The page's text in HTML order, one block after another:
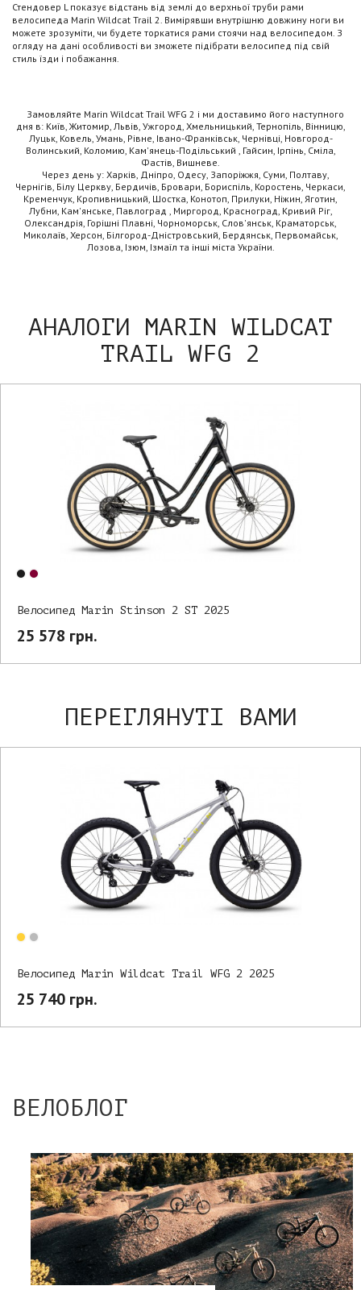
Стендовер L показує відстань від землі до верхньої труби рами
велосипеда Marin Wildcat Trail 2. Вимірявши внутрішню довжину ноги ви
можете зрозуміти, чи будете торкатися рами стоячи над велосипедом. З
огляду на дані особливості ви зможете підібрати велосипед під свій
стиль їзди і побажання.
Замовляйте Marin Wildcat Trail WFG 2 і ми доставимо його наступного
дня в: Київ, Житомир, Львів, Ужгород, Хмельницький, Тернопіль, Вінницю,
Луцьк, Ковель, Умань, Рівне, Івано-Франківськ, Чернівці, Новгород-
Волинський, Коломию, Кам'янець-Подільський , Гайсин, Ірпінь, Сміла,
Фастів, Вишневе.
Через день у: Харків, Дніпро, Одесу, Запоріжжя, Суми, Полтаву,
Чернігів, Білу Церкву, Бердичів, Бровари, Бориспіль, Коростень, Черкаси,
Кременчук, Кропивницький, Шостка, Конотоп, Прилуки, Ніжин, Яготин,
Лубни, Кам'янське, Павлоград , Миргород, Красноград, Кривий Ріг,
Олександрія, Горішні Плавні, Чорноморськ, Слов'янськ, Краматорськ,
Миколаїв, Херсон, Білгород-Дністровський, Бердянськ, Первомайськ,
Лозова, Ізюм, Ізмаїл та інші міста України.
АНАЛОГИ MARIN WILDCAT
TRAIL WFG 2
Велосипед Marin Stinson 2 ST 2025
25 578 грн.
ПЕРЕГЛЯНУТІ ВАМИ
Велосипед Marin Wildcat Trail WFG 2 2025
25 740 грн.
ВЕЛОБЛОГ